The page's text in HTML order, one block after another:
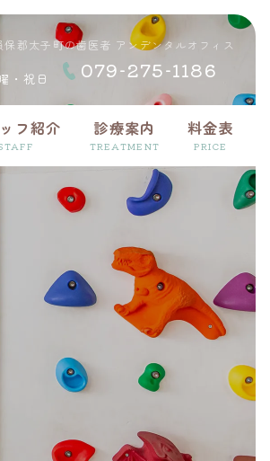
郡太子町の歯医者 アンデンタルオフィス
・ 祝日 079-275-1186
フ紹介 診療案内
TREATMENT
料金表
PRICE